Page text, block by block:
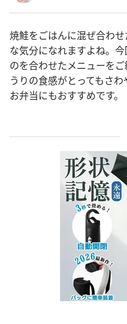
焼鮭をごはんに混ぜ合わ
な気分になれますよね。
のを合わせたメニューを
うりの食感がとってもさ
お弁当にもおすすめです。